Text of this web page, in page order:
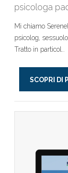
psicologa
Mi chiamo
psicolog,
Tratto in particol..
SCOPRI DI